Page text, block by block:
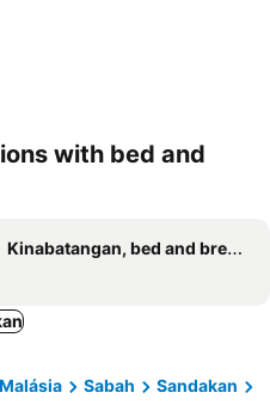
with bed and
Kinabatangan, bed and breakfasts
Malásia Sabah
Sandakan